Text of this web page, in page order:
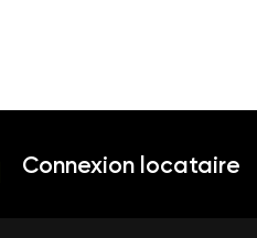
Connexion locataire